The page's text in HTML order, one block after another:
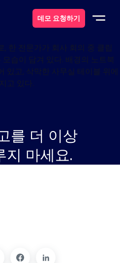
데모 요청하기
까요?
를 더 이상
지 마세요.